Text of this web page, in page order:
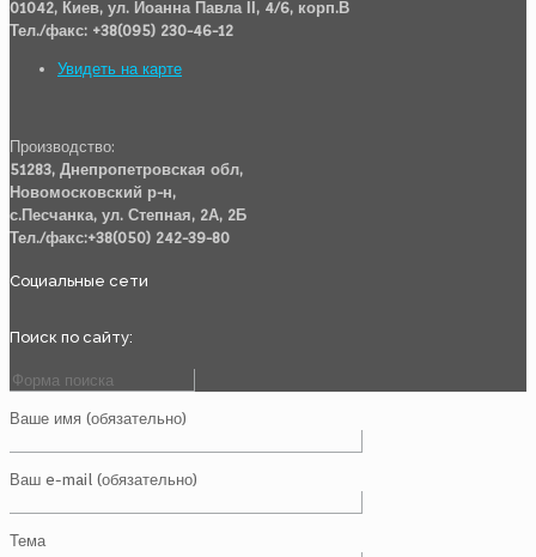
01042, Киев, ул. Иоанна Павла ІІ, 4/6, корп.В
Тел./факс: +38(095) 230-46-12
Увидеть на карте
Производство:
51283, Днепропетровская обл,
Новомосковский р-н,
с.Песчанка, ул. Степная, 2А, 2Б
Тел./факс:+38(050) 242-39-80
Социальные сети
Поиск по сайту:
Ваше имя (обязательно)
Ваш e-mail (обязательно)
Тема